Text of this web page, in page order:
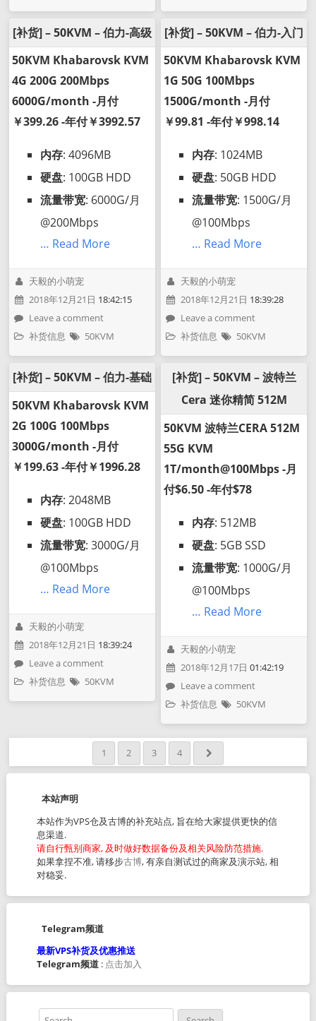
[补货] – 50KVM – 伯力-高级
50KVM Khabarovsk KVM
4G 200G 200Mbps
6000G/month -月付
￥399.26 -年付￥3992.57
内存: 4096MB
硬盘: 100GB HDD
流量带宽: 6000G/月
@200Mbps
… Read More
天毅的小萌宠
2018年12月21日 18:42:15
Leave a comment
补货信息
50KVM
[补货] – 50KVM – 伯力-基础
50KVM Khabarovsk KVM
2G 100G 100Mbps
3000G/month -月付
￥199.63 -年付￥1996.28
内存: 2048MB
硬盘: 100GB HDD
流量带宽: 3000G/月
@100Mbps
… Read More
天毅的小萌宠
2018年12月21日 18:39:24
Leave a comment
补货信息
50KVM
[补货] – 50KVM – 伯力-入门
50KVM Khabarovsk KVM
1G 50G 100Mbps
1500G/month -月付
￥99.81 -年付￥998.14
内存: 1024MB
硬盘: 50GB HDD
流量带宽: 1500G/月
@100Mbps
… Read More
天毅的小萌宠
2018年12月21日 18:39:28
Leave a comment
补货信息
50KVM
[补货] – 50KVM – 波特兰
Cera 迷你精简 512M
50KVM 波特兰CERA 512M
55G KVM
1T/month@100Mbps -月
付$6.50 -年付$78
内存: 512MB
硬盘: 5GB SSD
流量带宽: 1000G/月
@100Mbps
… Read More
天毅的小萌宠
2018年12月17日 01:42:19
Leave a comment
补货信息
50KVM
1 2 3 4
本站声明
本站作为VPS仓及古博的补充站点, 旨在给大家提供更快的信
息渠道.
请自行甄别商家, 及时做好数据备份及相关风险防范措施.
如果拿捏不准, 请移步古博, 有亲自测试过的商家及演示站, 相
对稳妥.
Telegram频道
最新VPS补货及优惠推送
Telegram频道: 点击加入